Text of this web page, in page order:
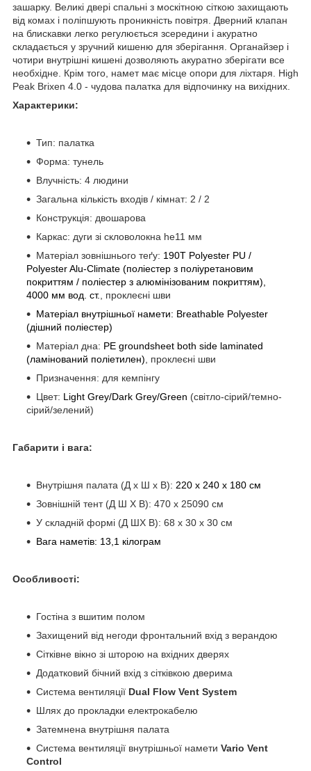
зашарку. Великі двері спальні з москітною сіткою захищають
від комах і поліпшують проникність повітря. Дверний клапан
на блискавки легко регулюється зсередини і акуратно
складається у зручний кишеню для зберігання. Органайзер і
чотири внутрішні кишені дозволяють акуратно зберігати все
необхідне. Крім того, намет має місце опори для ліхтаря. High
Peak Brixen 4.0 - чудова палатка для відпочинку на вихідних.
Характерики:
Тип: палатка
Форма: тунель
Влучність: 4 людини
Загальна кількість входів / кімнат: 2 / 2
Конструкція: двошарова
Каркас: дуги зі скловолокна he11 мм
Матеріал зовнішнього теґу: 190T Polyester PU /
Polyester Alu-Climate (поліестер з поліуретановим
покриттям / поліестер з алюмінізованим покриттям),
4000 мм вод. ст. , проклеєні шви
Матеріал внутрішньої намети: Breathable Polyester
(дішний поліестер)
Матеріал дна: PE groundsheet both side laminated
(ламінований поліетилен) , проклеєні шви
Призначення: для кемпінгу
Цвет: Light Grey/Dark Grey/Green (світло-сірий/темно-
сірий/зелений)
Габарити і вага:
Внутрішня палата (Д х Ш х В): 220 х 240 х 180 см
Зовнішній тент (Д Ш Х В): 470 х 25090 см
У складній формі (Д ШХ В): 68 х 30 х 30 см
Вага наметів: 13,1 кілограм
Особливості:
Гостіна з вшитим полом
Захищений від негоди фронтальний вхід з верандою
Сітківне вікно зі шторою на вхідних дверях
Додатковий бічний вхід з сітківкою дверима
Система вентиляції Dual Flow Vent System
Шлях до прокладки електрокабелю
Затемнена внутрішня палата
Система вентиляції внутрішньої намети Vario Vent
Control